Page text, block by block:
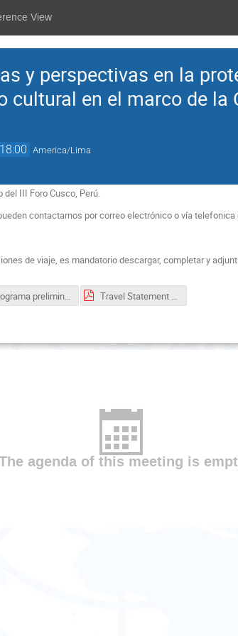
View
y perspectivas en la
en el marco de la
America/Lima
del III Foro Cusco, Perú.
contactarnos por correo electrónico o vía
de viaje, es mandatorio descargar, completar y
Programa preliminar - III Foro Cusco mayo 2025.pdf Travel Statement Participant - III Foro Cusco - May 2025.pdf
agenda of this meeting is